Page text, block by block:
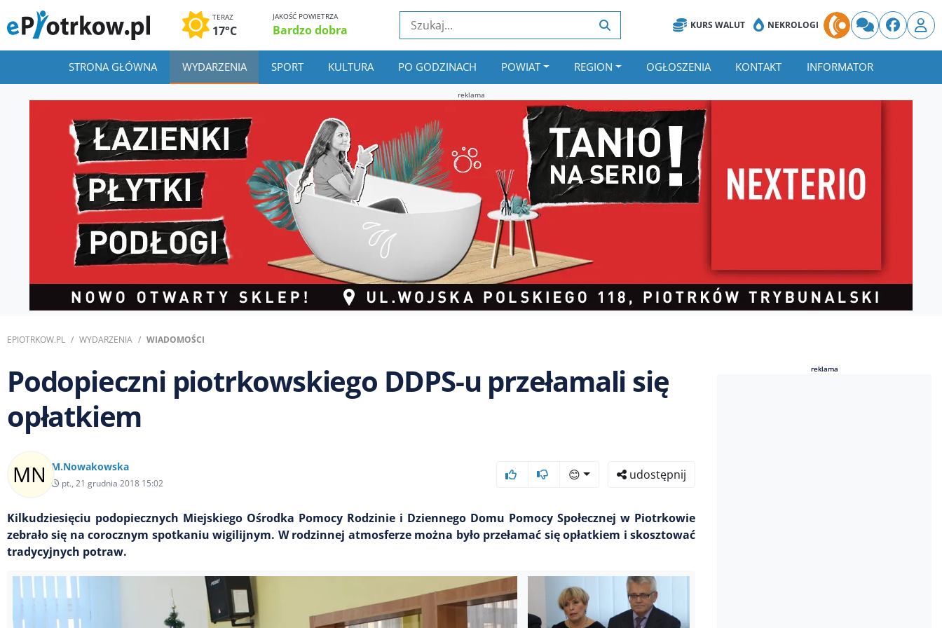
TERAZ
17°C
JAKOŚĆ POWIETRZA
Bardzo dobra KURS WALUT NEKROLOGI
STRONA GŁÓWNA WYDARZENIA SPORT KULTURA PO GODZINACH POWIAT REGION OGŁOSZENIA KONTAKT INFORMATOR
reklama
EPIOTRKOW.PL WYDARZENIA WIADOMOŚCI
Podopieczni piotrkowskiego DDPS-u przełamali się
opłatkiem
M.Nowakowska
pt., 21 grudnia 2018 15:02
😊 udostępnij
Kilkudziesięciu podopiecznych Miejskiego Ośrodka Pomocy Rodzinie i Dziennego Domu Pomocy Społecznej w Piotrkowie
zebrało się na corocznym spotkaniu wigilijnym. W rodzinnej atmosferze można było przełamać się opłatkiem i skosztować
tradycyjnych potraw.
reklama
reklama